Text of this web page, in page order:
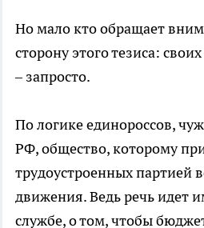
Но мало кто обращает
сторону этого тезиса:
– запросто.
По логике единороссов,
РФ, общество, которому
трудоустроенных партией
движения. Ведь речь идет
службе, о том, чтобы